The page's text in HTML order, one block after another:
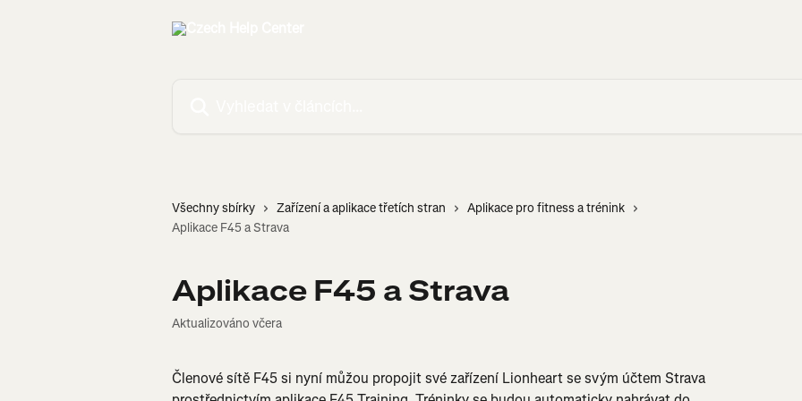
Všechny sbírky Zařízení a aplikace třetích stran
Aplikace pro fitness a trénink
Aplikace F45 a Strava
Aplikace F45 a Strava
Aktualizováno včera
Členové sítě F45 si nyní můžou propojit své zařízení Lionheart se svým účtem Strava